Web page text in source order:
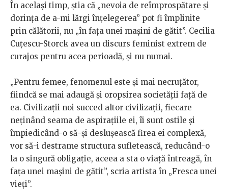
În același timp, știa că „nevoia de reîmprospătare și
dorința de a-mi lărgi înțelegerea” pot fi împlinite
prin călătorii, nu „în fața unei mașini de gătit”. Cecilia
Cuțescu-Storck avea un discurs feminist extrem de
curajos pentru acea perioadă, și nu numai.
„Pentru femee, fenomenul este și mai necruțător,
fiindcă se mai adaugă și oropsirea societății față de
ea. Civilizații noi succed altor civilizații, fiecare
neținând seama de aspirațiile ei, îi sunt ostile și
împiedicând-o să-și deslușească firea ei complexă,
vor să-i destrame structura sufletească, reducând-o
la o singură obligație, aceea a sta o viață întreagă, în
fața unei mașini de gătit”, scria artista în „Fresca unei
vieți”.